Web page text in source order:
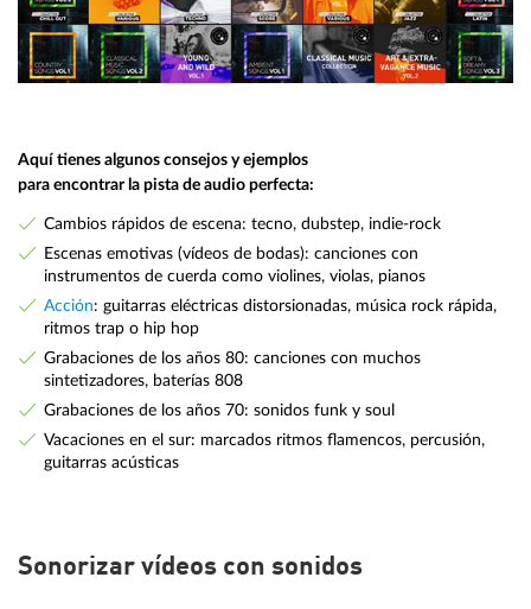
Aquí tienes algunos consejos y ejemplos
para encontrar la pista de audio perfecta:
Cambios rápidos de escena: tecno, dubstep, indie-rock
Escenas emotivas (vídeos de bodas): canciones con
instrumentos de cuerda como violines, violas, pianos
Acción: guitarras eléctricas distorsionadas, música rock rápida,
ritmos trap o hip hop
Grabaciones de los años 80: canciones con muchos
sintetizadores, baterías 808
Grabaciones de los años 70: sonidos funk y soul
Vacaciones en el sur: marcados ritmos flamencos, percusión,
guitarras acústicas
Sonorizar vídeos con sonidos